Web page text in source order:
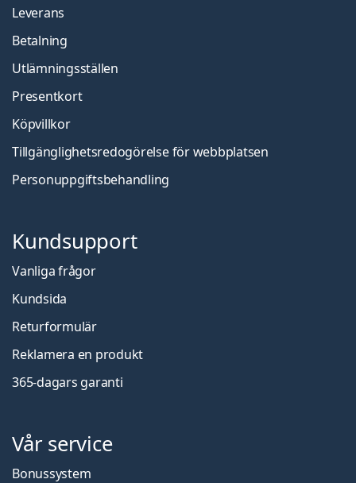
Leverans
Betalning
Utlämningsställen
Presentkort
Köpvillkor
Tillgänglighetsredogörelse för webbplatsen
Personuppgiftsbehandling
Kundsupport
Vanliga frågor
Kundsida
Returformulär
Reklamera en produkt
365-dagars garanti
Vår service
Bonussystem